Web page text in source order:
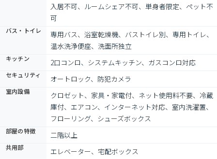
入居不可、ルームシェア不可、単身者限定、ペット不
可
バス・トイレ
専用バス、浴室乾燥機、バストイレ別、専用トイレ、
温水洗浄便座、洗面所独立
キッチン 2口コンロ、システムキッチン、ガスコンロ対応
セキュリティ オートロック、防犯カメラ
室内設備
クロゼット、家具・家電付、ネット使用料不要、冷蔵
庫付、エアコン、インターネット対応、室内洗濯置、
フローリング、シューズボックス
部屋の特徴 二階以上
共用部 エレベーター、宅配ボックス